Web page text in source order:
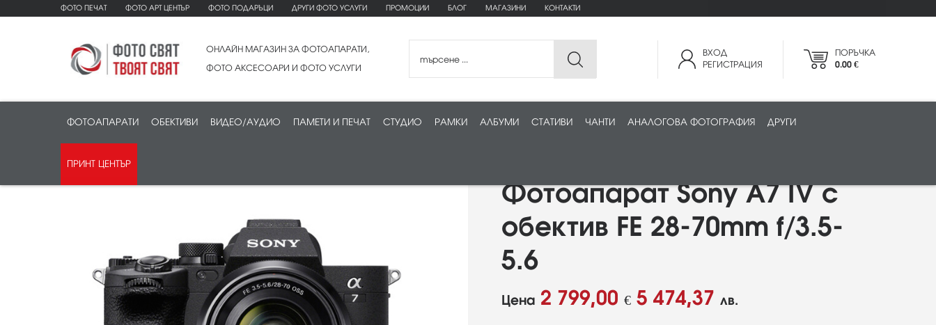
ФОТО ПЕЧАТ ФОТО АРТ ЦЕНТЪР ФОТО ПОДАРЪЦИ ДРУГИ ФОТО УСЛУГИ ПРОМОЦИИ БЛОГ МАГАЗИНИ КОНТАКТИ
ОНЛАЙН МАГАЗИН ЗА ФОТОАПАРАТИ,
ФОТО АКСЕСОАРИ И ФОТО УСЛУГИ
ВХОД
РЕГИСТРАЦИЯ
ПОРЪЧКА
0.00 €
ФОТОАПАРАТИ ОБЕКТИВИ ВИДЕО/АУДИО ПАМЕТИ И ПЕЧАТ СТУДИО РАМКИ АЛБУМИ СТАТИВИ ЧАНТИ АНАЛОГОВА ФОТОГРАФИЯ ДРУГИ
ПРИНТ ЦЕНТЪР
Фотоапарат Sony A7 IV с
обектив FE 28-70mm f/3.5-
5.6
Цена 2 799,00 € 5 474,37 лв.